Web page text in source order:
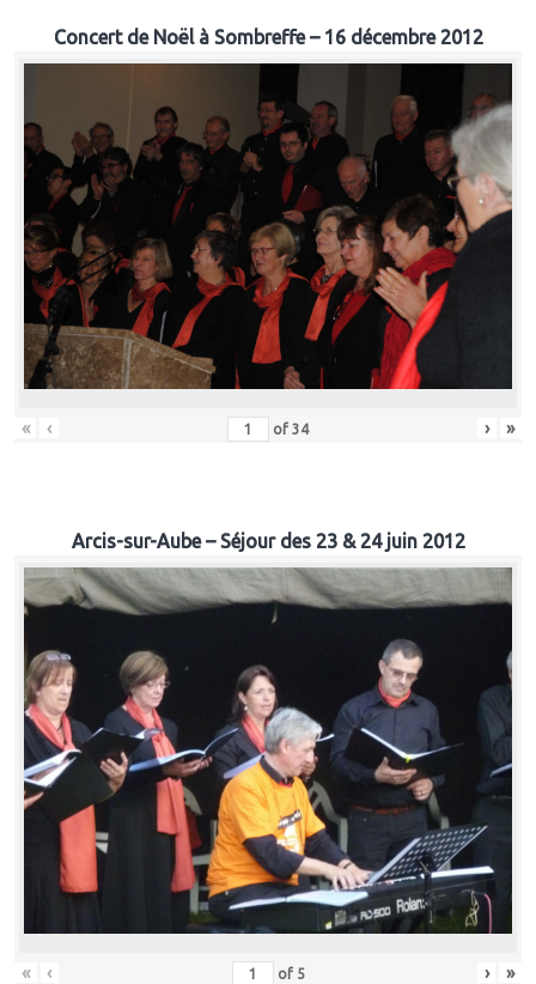
Concert de Noël à Sombreffe – 16 décembre 2012
« ‹ of 34 › »
Arcis-sur-Aube – Séjour des 23 & 24 juin 2012
« ‹ of 5 › »